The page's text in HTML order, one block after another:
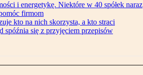
i energetykę. Niektóre w 40 spółek naraz
firmom
kto na nich skorzysta, a kto straci
spóźnia się z przyjęciem przepisów